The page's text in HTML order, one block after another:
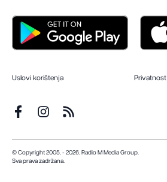
Uslovi korištenja Privatnost
© Copyright 2005. - 2026. Radio M Media Group.
Sva prava zadržana.